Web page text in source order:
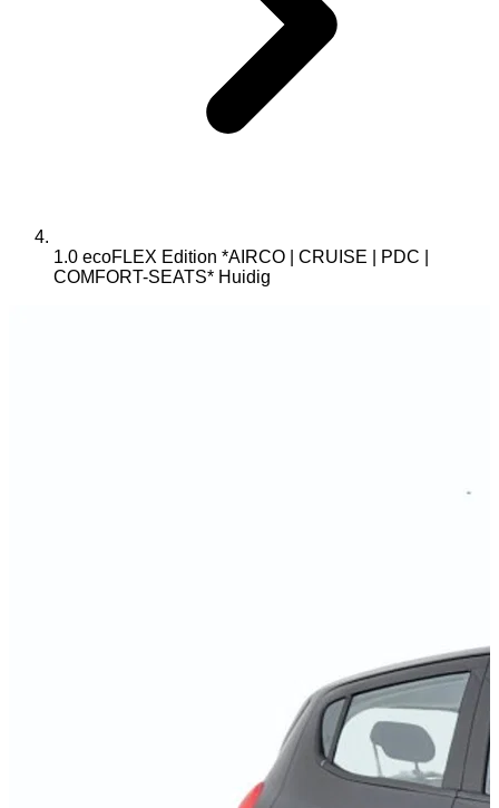
1.0 ecoFLEX Edition *AIRCO | CRUISE | PDC |
COMFORT-SEATS* Huidig